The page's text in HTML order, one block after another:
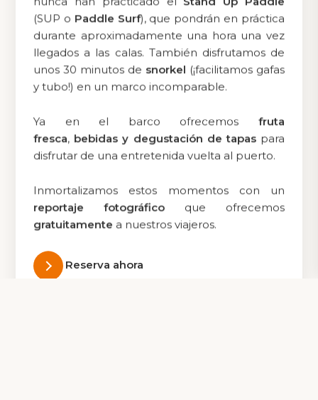
(SUP o Paddle Surf), que pondrán en práctica
durante aproximadamente una hora una vez
llegados a las calas. También disfrutamos de
unos 30 minutos de snorkel (¡facilitamos gafas
y tubo!) en un marco incomparable.
Ya en el barco ofrecemos fruta
fresca, bebidas y degustación de tapas para
disfrutar de una entretenida vuelta al puerto.
Inmortalizamos estos momentos con un
reportaje fotográfico que ofrecemos
gratuitamente a nuestros viajeros.
Reserva ahora